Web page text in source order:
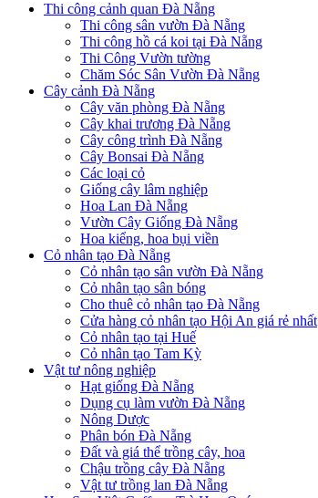
Thi công cảnh quan Đà Nẵng
Thi công sân vườn Đà Nẵng
Thi công hồ cá koi tại Đà Nẵng
Thi Công Vườn tường
Chăm Sóc Sân Vườn Đà Nẵng
Cây cảnh Đà Nẵng
Cây văn phòng Đà Nẵng
Cây khai trương Đà Nẵng
Cây công trình Đà Nẵng
Cây Bonsai Đà Nẵng
Các loại cỏ
Giống cây lâm nghiệp
Hoa Lan Đà Nẵng
Vườn Cây Giống Đà Nẵng
Hoa kiểng, hoa bụi viền
Cỏ nhân tạo Đà Nẵng
Cỏ nhân tạo sân vườn Đà Nẵng
Cỏ nhân tạo sân bóng
Cho thuê cỏ nhân tạo Đà Nẵng
Cửa hàng cỏ nhân tạo Hội An giá rẻ nhất
Cỏ nhân tạo tại Huế
Cỏ nhân tạo Tam Kỳ
Vật tư nông nghiệp
Hạt giống Đà Nẵng
Dụng cụ làm vườn Đà Nẵng
Nông Dược
Phân bón Đà Nẵng
Đất và giá thể trồng cây, hoa
Chậu trồng cây Đà Nẵng
Vật tư trồng lan Đà Nẵng